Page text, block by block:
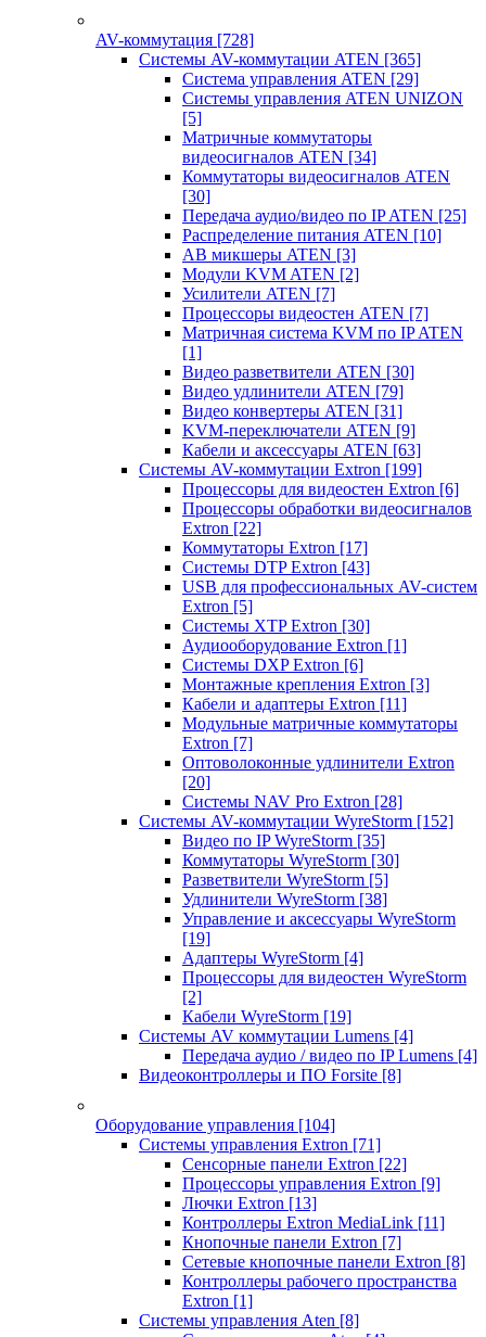
AV-коммутация [728]
Системы AV-коммутации ATEN [365]
Система управления ATEN [29]
Системы управления ATEN UNIZON
[5]
Матричные коммутаторы
видеосигналов ATEN [34]
Коммутаторы видеосигналов ATEN
[30]
Передача аудио/видео по IP ATEN [25]
Распределение питания ATEN [10]
АВ микшеры ATEN [3]
Модули KVM ATEN [2]
Усилители ATEN [7]
Процессоры видеостен ATEN [7]
Матричная система KVM по IP ATEN
[1]
Видео разветвители ATEN [30]
Видео удлинители ATEN [79]
Видео конвертеры ATEN [31]
KVM-переключатели ATEN [9]
Кабели и аксессуары ATEN [63]
Системы AV-коммутации Extron [199]
Процессоры для видеостен Extron [6]
Процессоры обработки видеосигналов
Extron [22]
Коммутаторы Extron [17]
Системы DTP Extron [43]
USB для профессиональных AV-систем
Extron [5]
Системы XTP Extron [30]
Аудиооборудование Extron [1]
Системы DXP Extron [6]
Монтажные крепления Extron [3]
Кабели и адаптеры Extron [11]
Модульные матричные коммутаторы
Extron [7]
Оптоволоконные удлинители Extron
[20]
Системы NAV Pro Extron [28]
Системы AV-коммутации WyreStorm [152]
Видео по IP WyreStorm [35]
Коммутаторы WyreStorm [30]
Разветвители WyreStorm [5]
Удлинители WyreStorm [38]
Управление и аксессуары WyreStorm
[19]
Адаптеры WyreStorm [4]
Процессоры для видеостен WyreStorm
[2]
Кабели WyreStorm [19]
Системы AV коммутации Lumens [4]
Передача аудио / видео по IP Lumens [4]
Видеоконтроллеры и ПО Forsite [8]
Оборудование управления [104]
Системы управления Extron [71]
Сенсорные панели Extron [22]
Процессоры управления Extron [9]
Лючки Extron [13]
Контроллеры Extron MediaLink [11]
Кнопочные панели Extron [7]
Сетевые кнопочные панели Extron [8]
Контроллеры рабочего пространства
Extron [1]
Системы управления Aten [8]